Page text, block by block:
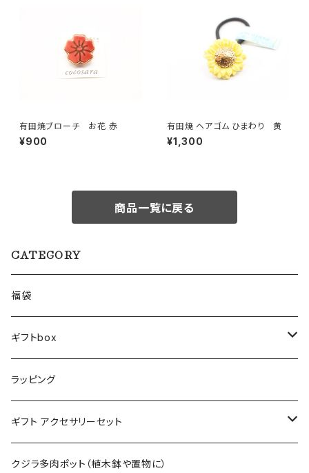
有田焼ブローチ お花 赤
¥900
有田焼 ヘアゴム ひまわり 黄
¥1,300
商品一覧に戻る
CATEGORY
福袋
ギフトbox
Lサイズ
Mサイズ
Sサイズ
ラッピング
ギフト アクセサリーセット
flower
クジラ多肉ポット（植木鉢や置物に）